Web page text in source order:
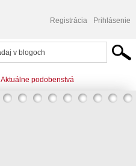
Registrácia Prihlásenie
Aktuálne podobenstvá